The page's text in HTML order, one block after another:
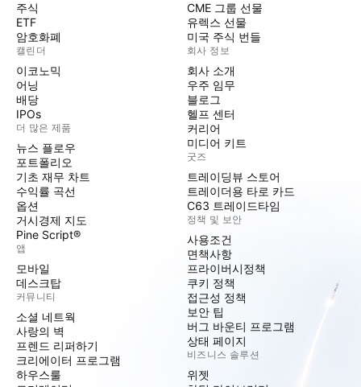
주식
ETF
암호화폐
캘린더
이코노믹
어닝
배당
IPOs
더 많은 제품
뉴스 플로우
포트폴리오
기초 재무 차트
수익률 곡선
옵션
거시경제 지도
Pine Script®
앱
모바일
데스크탑
커뮤니티
소셜 네트웍
사랑의 벽
프렌드 리퍼하기
크리에이터 프로그램
하우스룰
CME 그룹 선물
유렉스 선물
미국 주식 번들
회사 정보
회사 소개
우주 임무
블로그
헬프 센터
커리어
미디어 키트
굿즈
트레이딩뷰 스토어
트레이더용 타로 카드
C63 트레이드타임
정책 및 보안
사용조건
면책사항
프라이버시정책
쿠키 정책
접근성 정책
보안 팁
버그 바운티 프로그램
상태 페이지
비즈니스 솔루션
위젯